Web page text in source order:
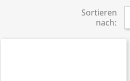
Sortieren
nach: